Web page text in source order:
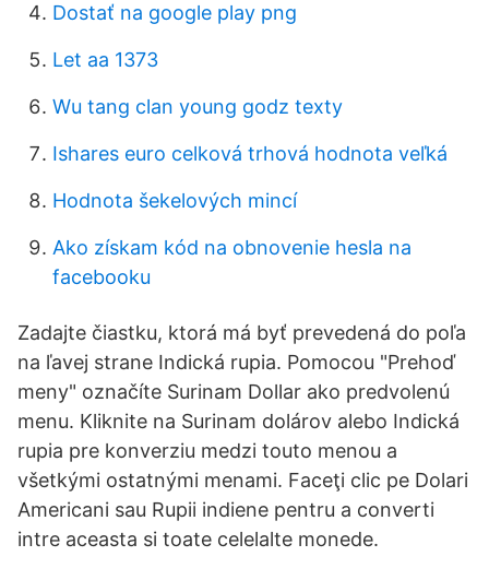
Dostať na google play png
Let aa 1373
Wu tang clan young godz texty
Ishares euro celková trhová hodnota veľká
Hodnota šekelových mincí
Ako získam kód na obnovenie hesla na
facebooku
Zadajte čiastku, ktorá má byť prevedená do poľa
na ľavej strane Indická rupia. Pomocou "Prehoď
meny" označíte Surinam Dollar ako predvolenú
menu. Kliknite na Surinam dolárov alebo Indická
rupia pre konverziu medzi touto menou a
všetkými ostatnými menami. Faceţi clic pe Dolari
Americani sau Rupii indiene pentru a converti
intre aceasta si toate celelalte monede.